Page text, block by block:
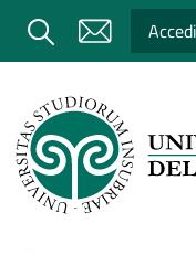
Salta al contenuto
Cerca Accedi